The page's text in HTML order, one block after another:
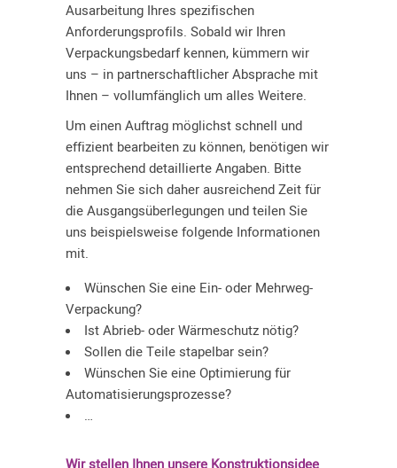
Ausarbeitung Ihres spezifischen
Anforderungsprofils. Sobald wir Ihren
Verpackungsbedarf kennen, kümmern wir
uns – in partnerschaftlicher Absprache mit
Ihnen – vollumfänglich um alles Weitere.
Um einen Auftrag möglichst schnell und
effizient bearbeiten zu können, benötigen wir
entsprechend detaillierte Angaben. Bitte
nehmen Sie sich daher ausreichend Zeit für
die Ausgangsüberlegungen und teilen Sie
uns beispielsweise folgende Informationen
mit.
Wünschen Sie eine Ein- oder Mehrweg-
Verpackung?
Ist Abrieb- oder Wärmeschutz nötig?
Sollen die Teile stapelbar sein?
Wünschen Sie eine Optimierung für
Automatisierungsprozesse?
…